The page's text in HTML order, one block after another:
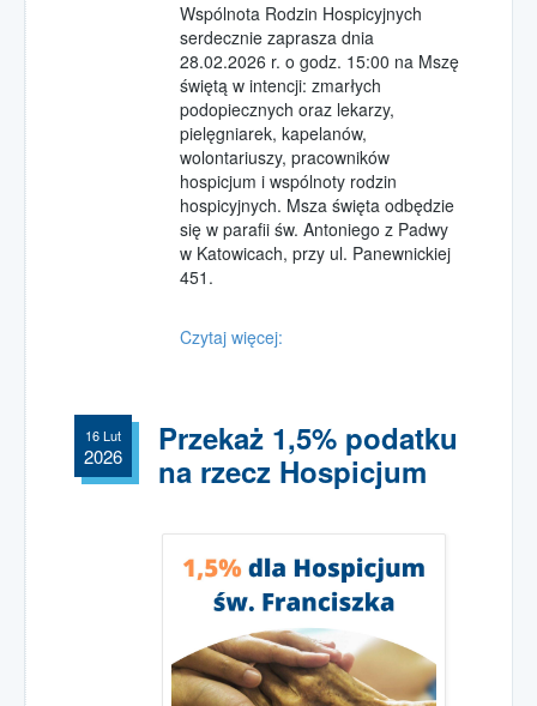
Wspólnota Rodzin Hospicyjnych
serdecznie zaprasza dnia
28.02.2026 r. o godz. 15:00 na Mszę
świętą w intencji: zmarłych
podopiecznych oraz lekarzy,
pielęgniarek, kapelanów,
wolontariuszy, pracowników
hospicjum i wspólnoty rodzin
hospicyjnych. Msza święta odbędzie
się w parafii św. Antoniego z Padwy
w Katowicach, przy ul. Panewnickiej
451.
Czytaj więcej:
Przekaż 1,5% podatku
na rzecz Hospicjum
16 Lut
2026